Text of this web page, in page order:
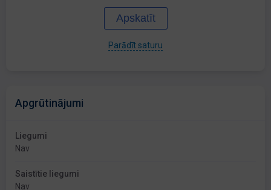
Apskatīt
Parādīt saturu
Apgrūtinājumi
Liegumi
Nav
Saistītie liegumi
Nav